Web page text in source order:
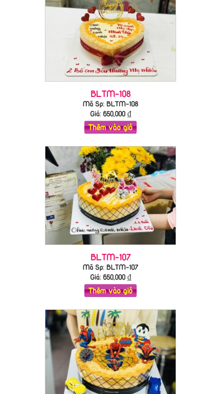
BLTM-108
Mã Sp: BLTM-108
Giá: 650,000₫
Thêm vào giỏ
BLTM-107
Mã Sp: BLTM-107
Giá: 650,000₫
Thêm vào giỏ